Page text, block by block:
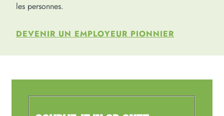
les personnes.
DEVENIR UN EMPLOYEUR PIONNIER